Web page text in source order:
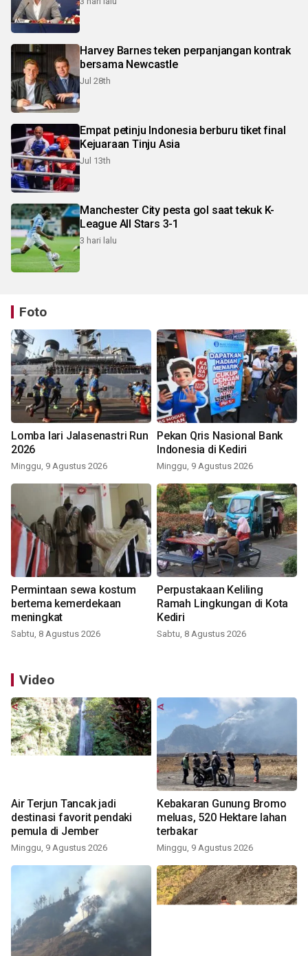
Harvey Barnes teken perpanjangan kontrak
bersama Newcastle
Jul 28th
Empat petinju Indonesia berburu tiket final
Kejuaraan Tinju Asia
Jul 13th
Manchester City pesta gol saat tekuk K-
League All Stars 3-1
3 hari lalu
Foto
Lomba lari Jalasenastri Run
2026
Minggu, 9 Agustus 2026
Pekan Qris Nasional Bank
Indonesia di Kediri
Minggu, 9 Agustus 2026
Permintaan sewa kostum
bertema kemerdekaan
meningkat
Sabtu, 8 Agustus 2026
Perpustakaan Keliling
Ramah Lingkungan di Kota
Kediri
Sabtu, 8 Agustus 2026
Video
Air Terjun Tancak jadi
destinasi favorit pendaki
pemula di Jember
Minggu, 9 Agustus 2026
Kebakaran Gunung Bromo
meluas, 520 Hektare lahan
terbakar
Minggu, 9 Agustus 2026